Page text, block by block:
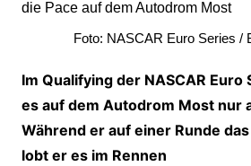
Foto: NASCAR Euro Series /
Im Qualifying der NASCAR
es auf dem Autodrom Most nur
Während er auf einer Runde
lobt er es im Rennen